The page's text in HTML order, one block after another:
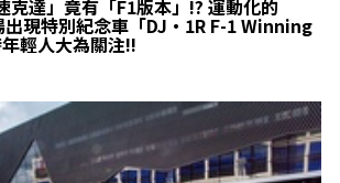
達」竟有「F1版本」!? 運動化的
現特別紀念車「DJ・1R F-1 Winning
輕人大為關注!!